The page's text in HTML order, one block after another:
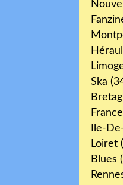
Ska
France
Ile-
Loiret
Blues